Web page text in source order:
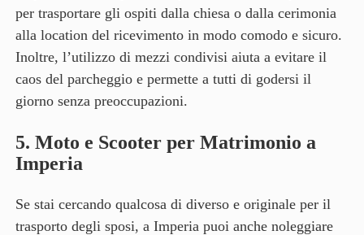
per trasportare gli ospiti dalla chiesa o dalla cerimonia
alla location del ricevimento in modo comodo e sicuro.
Inoltre, l’utilizzo di mezzi condivisi aiuta a evitare il
caos del parcheggio e permette a tutti di godersi il
giorno senza preoccupazioni.
5. Moto e Scooter per Matrimonio a
Imperia
Se stai cercando qualcosa di diverso e originale per il
trasporto degli sposi, a Imperia puoi anche noleggiare